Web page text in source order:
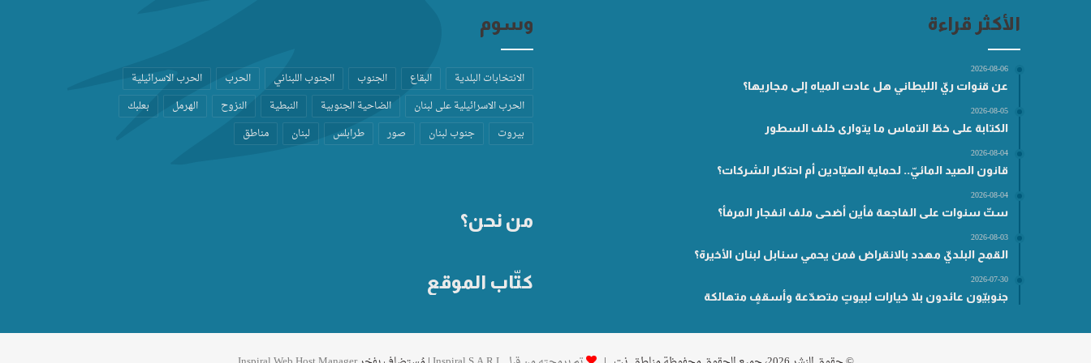
الأكثر قراءة
2026-08-06
عن قنوات ريّ الليطاني هل عادت المياه إلى مجاريها؟
2026-08-05
الكتابة على خطّ التماس ما يتوارى خلف السطور
2026-08-04
قانون الصيد المائيّ.. لحماية الصيّادين أم احتكار الشركات؟
2026-08-04
ستّ سنوات على الفاجعة فأين أضحى ملف انفجار المرفأ؟
2026-08-03
القمح البلديّ مهدد بالانقراض فمن يحمي سنابل لبنان الأخيرة؟
2026-07-30
جنوبيّون عائدون بلا خيارات لبيوتٍ متصدّعة وأسقفٍ متهالكة
وسوم
الانتخابات البلدية البقاع الجنوب الجنوب اللبناني الحرب
الحرب الاسرائيلية
الحرب الاسرائيلية على لبنان
الضاحية الجنوبية النبطية النزوح الهرمل
بعلبك
بيروت
جنوب لبنان صور طرابلس لبنان مناطق
من نحن؟
كتّاب الموقع